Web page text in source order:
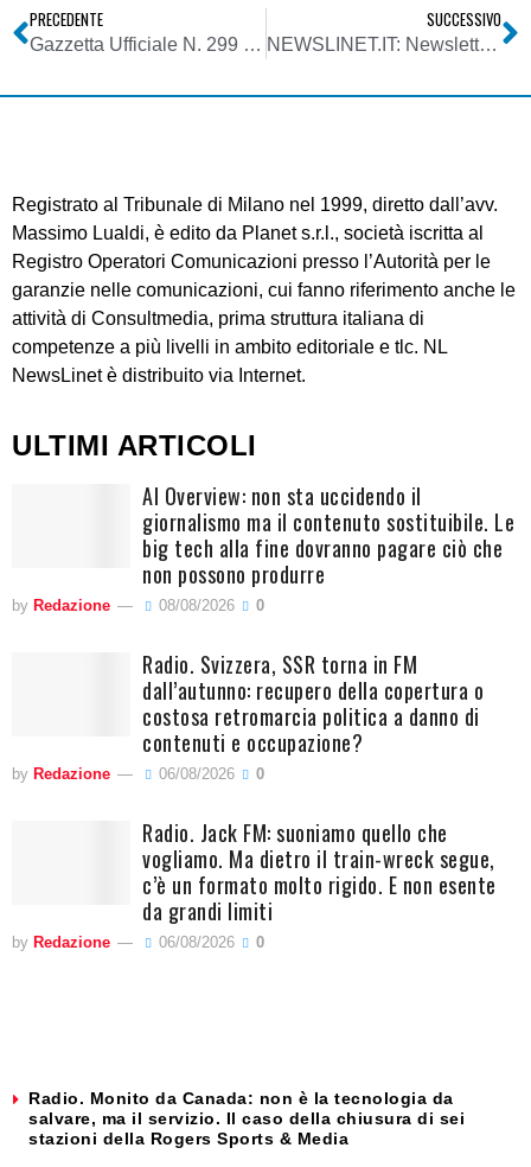
PRECEDENTE
Gazzetta Ufficiale N. 299 del 27 Dicembre 2006 – Agcom – deliberazione 23/11/2006
SUCCESSIVO
NEWSLINET.IT: Newsletter n. 386 del 03/01/2007
Registrato al Tribunale di Milano nel 1999, diretto dall’avv.
Massimo Lualdi, è edito da Planet s.r.l., società iscritta al
Registro Operatori Comunicazioni presso l’Autorità per le
garanzie nelle comunicazioni, cui fanno riferimento anche le
attività di Consultmedia, prima struttura italiana di
competenze a più livelli in ambito editoriale e tlc. NL
NewsLinet è distribuito via Internet.
ULTIMI ARTICOLI
AI Overview: non sta uccidendo il
giornalismo ma il contenuto sostituibile. Le
big tech alla fine dovranno pagare ciò che
non possono produrre
by Redazione 08/08/2026 0
Radio. Svizzera, SSR torna in FM
dall’autunno: recupero della copertura o
costosa retromarcia politica a danno di
contenuti e occupazione?
by Redazione 06/08/2026 0
Radio. Jack FM: suoniamo quello che
vogliamo. Ma dietro il train-wreck segue,
c’è un formato molto rigido. E non esente
da grandi limiti
by Redazione 06/08/2026 0
Radio. Monito da Canada: non è la tecnologia da
salvare, ma il servizio. Il caso della chiusura di sei
stazioni della Rogers Sports & Media